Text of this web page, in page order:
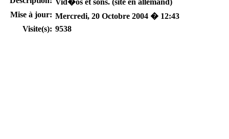
Vid�os et sons. (site en allemand)
Mise à jour: Mercredi, 20 Octobre 2004 � 12:43
Visite(s): 9538